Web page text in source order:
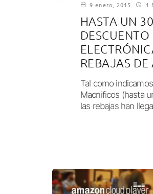
9 enero, 2015
1
HASTA UN
DESCUENTO
REBAJAS
Tal como
Macnificos (hasta
las rebajas han